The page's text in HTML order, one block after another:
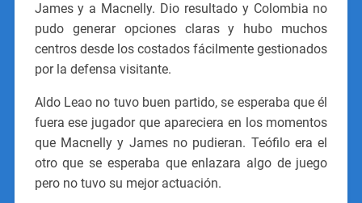
James y a Macnelly. Dio resultado y Colombia no
pudo generar opciones claras y hubo muchos
centros desde los costados fácilmente gestionados
por la defensa visitante.
Aldo Leao no tuvo buen partido, se esperaba que él
fuera ese jugador que apareciera en los momentos
que Macnelly y James no pudieran. Teófilo era el
otro que se esperaba que enlazara algo de juego
pero no tuvo su mejor actuación.